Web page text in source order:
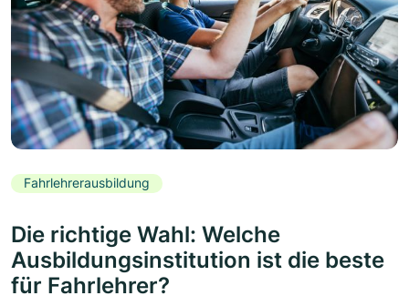
Fahrlehrerausbildung
Die richtige Wahl: Welche
Ausbildungsinstitution ist die beste
für Fahrlehrer?